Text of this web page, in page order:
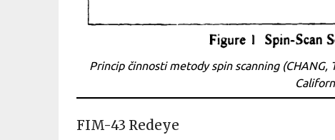
Princip činnosti metody spin scanning (CHANG,
FIM-43 Redeye